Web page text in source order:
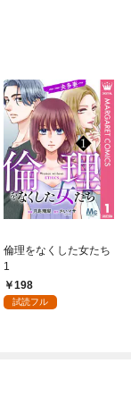
倫理をなくした女たち
1
198
試読フル